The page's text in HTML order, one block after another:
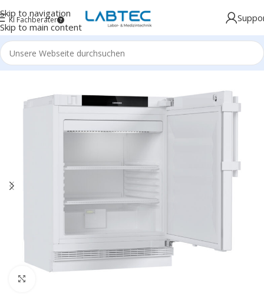
Skip to navigation
Skip to main content
KI Fachberater